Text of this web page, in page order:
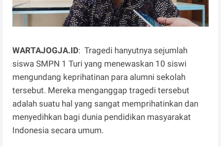
WARTAJOGJA.ID: Tragedi hanyutnya sejumlah
siswa SMPN 1 Turi yang menewaskan 10 siswi
mengundang keprihatinan para alumni sekolah
tersebut. Mereka menganggap tragedi tersebut
adalah suatu hal yang sangat memprihatinkan dan
menyedihkan bagi dunia pendidikan masyarakat
Indonesia secara umum.